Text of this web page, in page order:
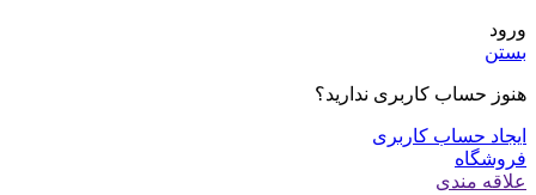
ورود
بستن
هنوز حساب کاربری ندارید؟
ایجاد حساب کاربری
فروشگاه
علاقه مندی